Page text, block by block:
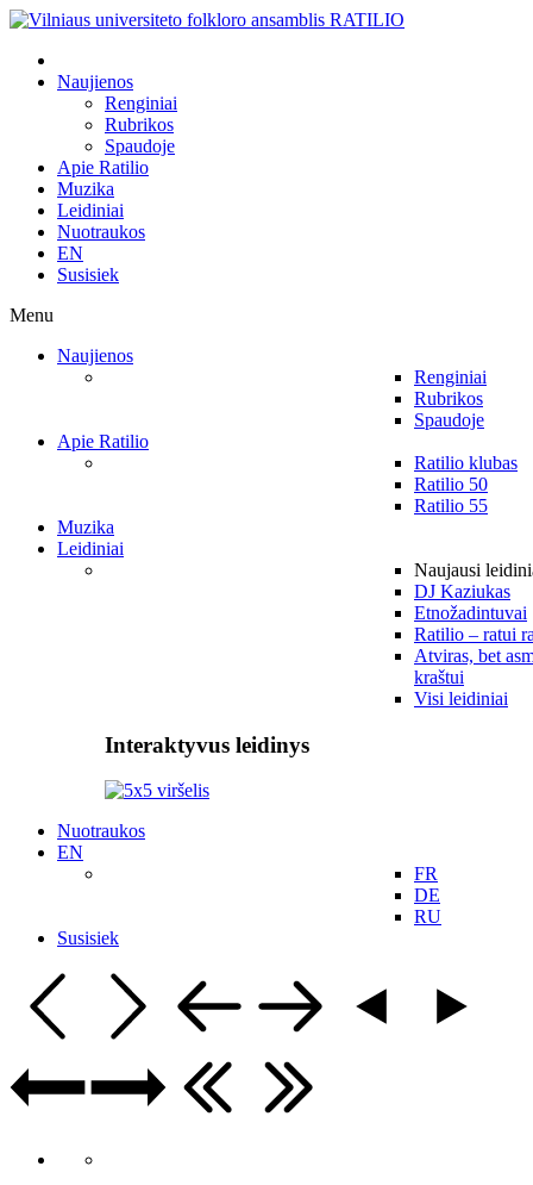
Naujienos
Renginiai
Rubrikos
Spaudoje
Apie Ratilio
Muzika
Leidiniai
Nuotraukos
EN
Susisiek
Menu
Naujienos
Renginiai
Rubrikos
Spaudoje
Apie Ratilio
Ratilio klubas
Ratilio 50
Ratilio 55
Muzika
Leidiniai
Naujausi
DJ Kaziukas
Etnožadintuvai
Ratilio – ratui
Atviras, bet
kraštui
Visi leidiniai
Interaktyvus leidinys
Nuotraukos
EN
FR
DE
RU
Susisiek